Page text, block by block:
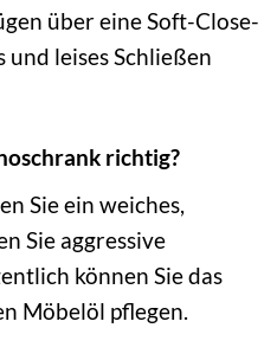
über eine Soft-Close-
und leises Schließen
richtig?
Sie ein weiches,
Sie aggressive
können Sie das
Möbelöl pflegen.